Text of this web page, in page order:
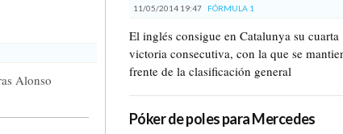
Alonso
11/05/2014 19:47 FÓRMULA 1
El inglés consigue en Catalunya su cuarta
victoria consecutiva, con la que se
frente de la clasificación general
Póker de poles para Mercedes